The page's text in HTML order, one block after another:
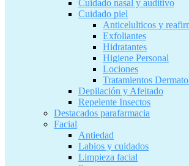
Cuidado nasal y auditivo
Cuidado piel
Anticelulticos y
Exfoliantes
Hidratantes
Higiene Personal
Lociones
Tratamientos
Depilación y Afeitado
Repelente Insectos
Destacados parafarmacia
Facial
Antiedad
Labios y cuidados
Limpieza facial